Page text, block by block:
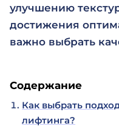
улучшению
достижения
важно выбрать
Содержание
Как выбрать
лифтинга?